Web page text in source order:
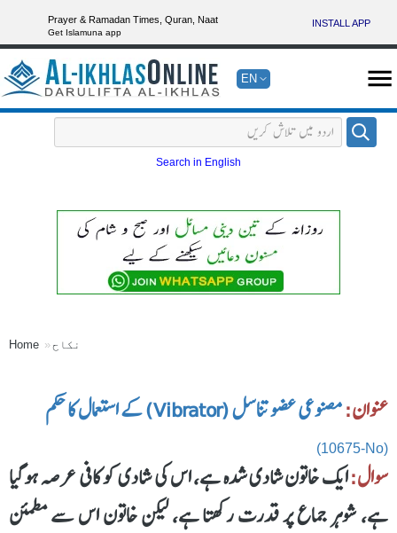
Prayer & Ramadan Times, Quran, Naat
Get Islamuna app
INSTALL APP
EN
Search in English
Home نکاح
عنوان:مصنوعی عضو تناسل (Vibrator) کے استعمال کا حکم
(10675-No)
سوال:ایک خاتون شادی شدہ ہے، اس کی شادی کو کافی عرصہ ہوگیا
ہے، شوہر جماع پر قدرت رکھتا ہے، لیکن خاتون اس سے مطمئن